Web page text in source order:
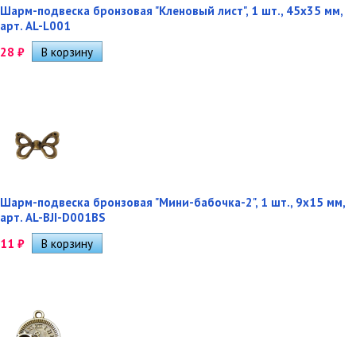
Шарм-подвеска бронзовая "Кленовый лист", 1 шт., 45х35 мм,
арт. AL-L001
28 ₽
Шарм-подвеска бронзовая "Мини-бабочка-2", 1 шт., 9х15 мм,
арт. AL-BJI-D001BS
11 ₽